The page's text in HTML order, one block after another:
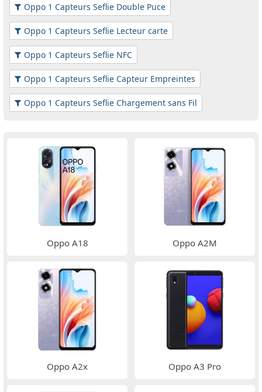
Oppo 1 Capteurs Seflie Double Puce
Oppo 1 Capteurs Seflie Lecteur carte
Oppo 1 Capteurs Seflie NFC
Oppo 1 Capteurs Seflie Capteur Empreintes
Oppo 1 Capteurs Seflie Chargement sans Fil
Oppo A18 Oppo A2M
Oppo A2x Oppo A3 Pro